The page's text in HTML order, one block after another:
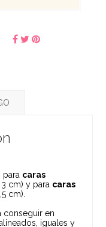
para caras
cm) y para caras
cm).
conseguir en
iguales y